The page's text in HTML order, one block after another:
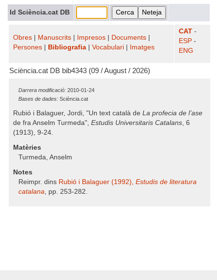
Id Sciència.cat DB
Obres Manuscrits Impresos Documents
Persones
Bibliografia Vocabulari Imatges
CAT -
ESP -
ENG
Sciència.cat DB bib4343 (09 / August / 2026)
Darrera modificació: 2010-01-24
Bases de dades: Sciència.cat
Rubió i Balaguer, Jordi, "Un text català de La profecia de l’ase
de fra Anselm Turmeda", Estudis Universitaris Catalans, 6
(1913), 9-24.
Matèries
Turmeda, Anselm
Notes
Reimpr. dins Rubió i Balaguer (1992), Estudis de literatura
catalana, pp. 253-282.